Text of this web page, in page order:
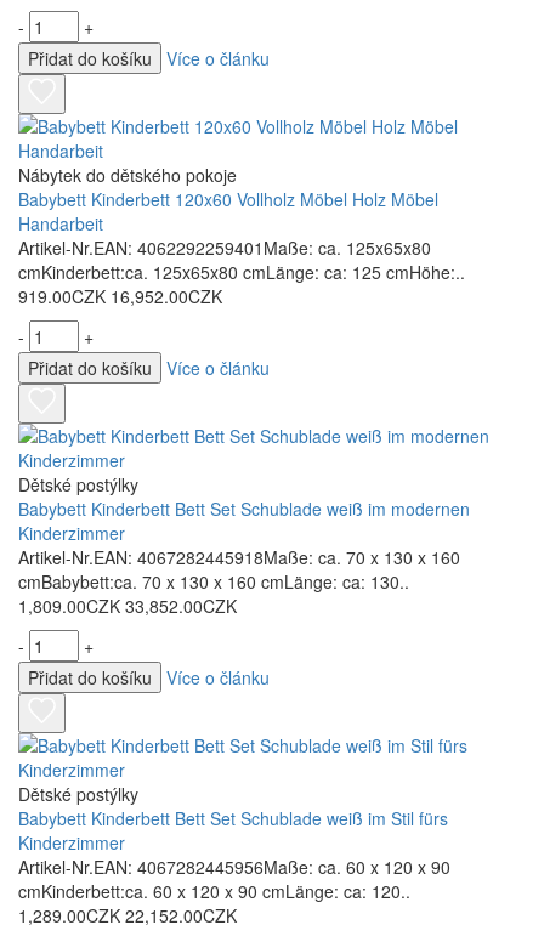
-
+
Přidat do košíku
Více o článku
Nábytek do dětského pokoje
Babybett Kinderbett 120x60 Vollholz Möbel Holz Möbel
Handarbeit
Artikel-Nr.EAN: 4062292259401Maße: ca. 125x65x80
cmKinderbett:ca. 125x65x80 cmLänge: ca: 125 cmHöhe:..
919.00CZK 16,952.00CZK
-
+
Přidat do košíku
Více o článku
Dětské postýlky
Babybett Kinderbett Bett Set Schublade weiß im modernen
Kinderzimmer
Artikel-Nr.EAN: 4067282445918Maße: ca. 70 x 130 x 160
cmBabybett:ca. 70 x 130 x 160 cmLänge: ca: 130..
1,809.00CZK 33,852.00CZK
-
+
Přidat do košíku
Více o článku
Dětské postýlky
Babybett Kinderbett Bett Set Schublade weiß im Stil fürs
Kinderzimmer
Artikel-Nr.EAN: 4067282445956Maße: ca. 60 x 120 x 90
cmKinderbett:ca. 60 x 120 x 90 cmLänge: ca: 120..
1,289.00CZK 22,152.00CZK